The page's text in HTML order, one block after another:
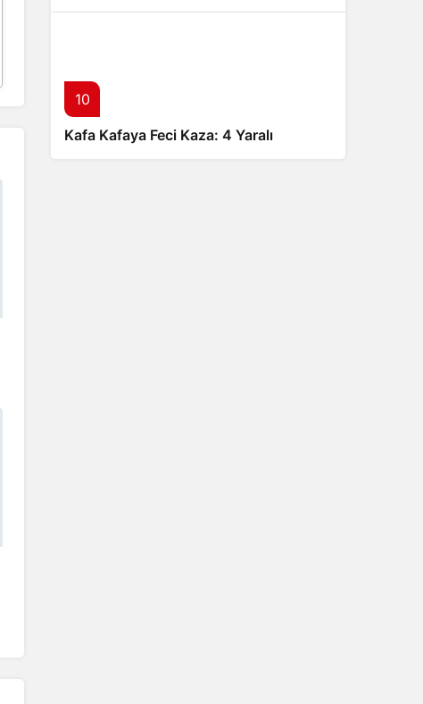
10
Kafa Kafaya Feci Kaza: 4 Yaralı